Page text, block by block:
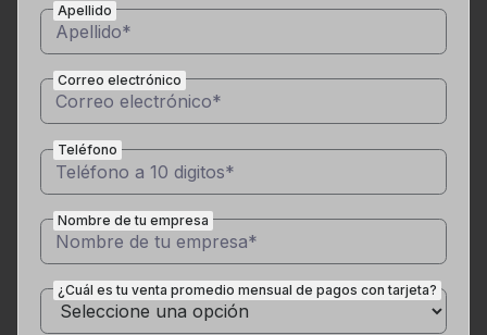
Apellido
Correo electrónico
Teléfono
Nombre de tu empresa
¿Cuál es tu venta promedio mensual de pagos con tarjeta?